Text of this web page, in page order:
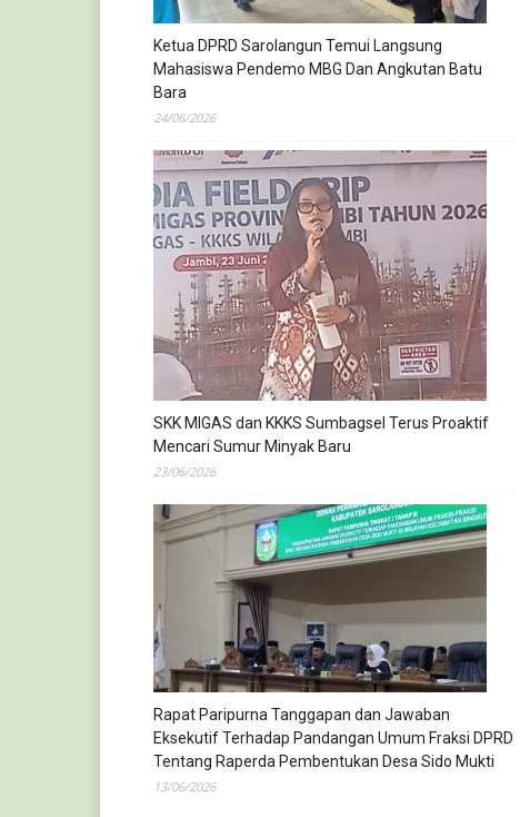
Ketua DPRD Sarolangun Temui Langsung
Mahasiswa Pendemo MBG Dan Angkutan Batu
Bara
24/06/2026
SKK MIGAS dan KKKS Sumbagsel Terus Proaktif
Mencari Sumur Minyak Baru
23/06/2026
Rapat Paripurna Tanggapan dan Jawaban
Eksekutif Terhadap Pandangan Umum Fraksi DPRD
Tentang Raperda Pembentukan Desa Sido Mukti
13/06/2026